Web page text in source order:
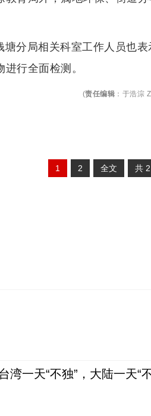
塘分局相关科室工作人员也
行全面检测。
(责任编辑 ： 于浩淙
1 2 全文 共 2
湾一天“不独”，大陆一天“